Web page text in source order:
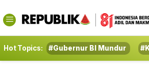
Hot Topics: #Gubernur BI Mundur